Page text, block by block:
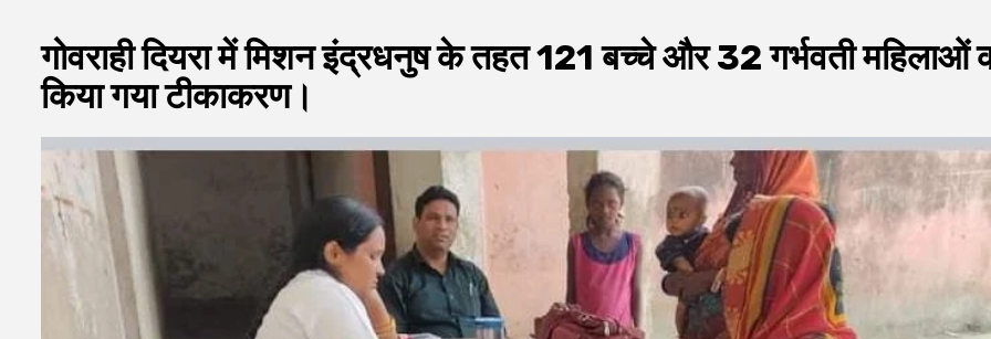
गोवराही दियरा में मिशन इंद्रधनुष के तहत 121 बच्चे और 32 गर्भवती महिलाओं
किया गया टीकाकरण।